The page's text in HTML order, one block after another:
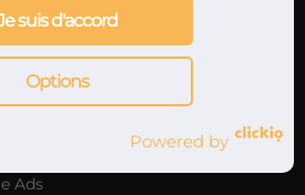
musical
Ads
Options
suis d'accord
Powered by